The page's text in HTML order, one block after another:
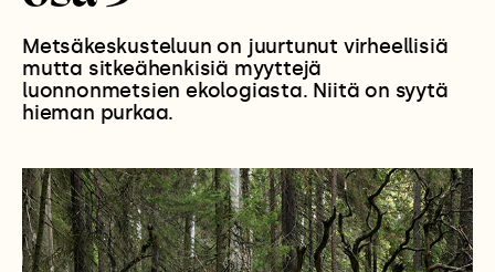
Metsäkeskusteluun on juurtunut virheellisiä
mutta sitkeähenkisiä myyttejä
luonnonmetsien ekologiasta. Niitä on syytä
hieman purkaa.